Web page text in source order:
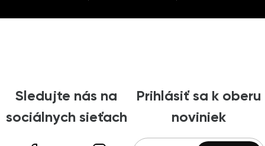
Sledujte nás na
sociálnych sieťach
Prihlásiť sa k oberu
noviniek